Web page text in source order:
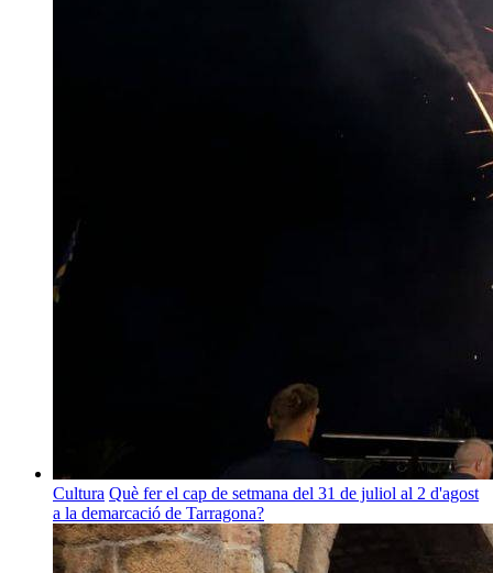
Cultura Què fer el cap de setmana del 31 de juliol al 2 d'agost
a la demarcació de Tarragona?